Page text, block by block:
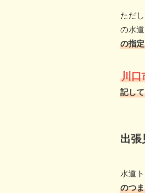
ただ
の水
の指
川口
記し
出張
水道
のつ